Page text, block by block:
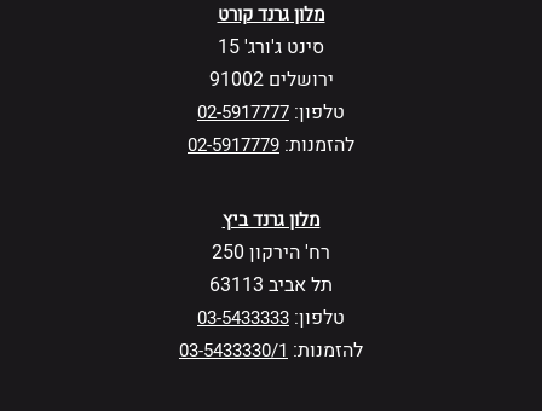
מלון גרנד קורט
סינט ג'ורג' 15
ירושלים 91002
טלפון: 02-5917777
להזמנות: 02-5917779
מלון גרנד ביץ
רח' הירקון 250
תל אביב 63113
טלפון: 03-5433333
להזמנות: 03-5433330/1